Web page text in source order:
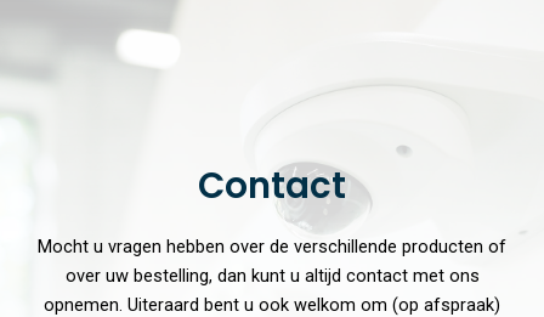
Contact
Mocht u vragen hebben over de verschillende producten of
over uw bestelling, dan kunt u altijd contact met ons
opnemen. Uiteraard bent u ook welkom om (op afspraak)